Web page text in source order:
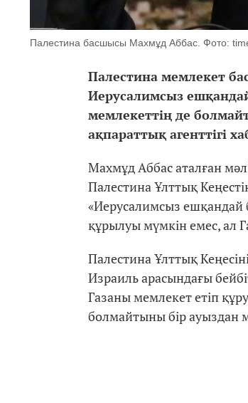
Палестина басшысы Махмұд Аббас. Фото:
Палестина мемлекет
Иерусалимсыз
мемлекеттің де
ақпараттық агенттігі
Махмұд Аббас аталған
Палестина Ұлттық
«Иерусалимсыз ешқандай
құрылуы мүмкін емес, ал
Палестина Ұлттық
Израиль арасындағы
Газаны мемлекет етіп
болмайтыны бір ауыздан